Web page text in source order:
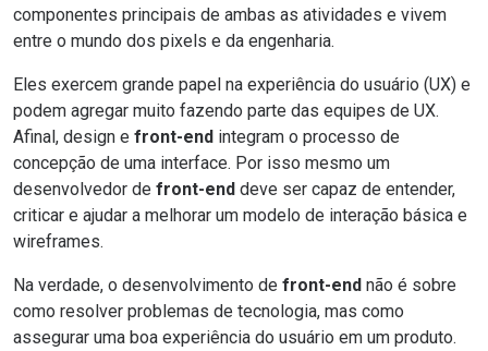
componentes principais de ambas as atividades e vivem
entre o mundo dos pixels e da engenharia.
Eles exercem grande papel na experiência do usuário (UX) e
podem agregar muito fazendo parte das equipes de UX.
Afinal, design e front-end integram o processo de
concepção de uma interface. Por isso mesmo um
desenvolvedor de front-end deve ser capaz de entender,
criticar e ajudar a melhorar um modelo de interação básica e
wireframes.
Na verdade, o desenvolvimento de front-end não é sobre
como resolver problemas de tecnologia, mas como
assegurar uma boa experiência do usuário em um produto.